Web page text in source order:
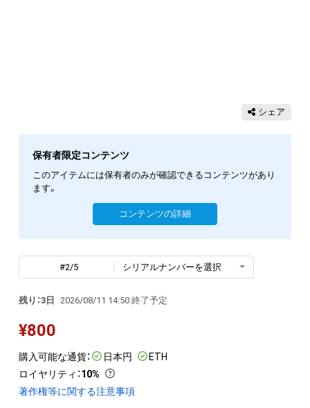
シェア
保有者限定コンテンツ
このアイテムには保有者のみが確認できるコンテンツがあり
ます。
コンテンツの詳細
#2/5 シリアルナンバーを選択
残り：3日 2026/08/11 14:50 終了予定
¥800
購入可能な通貨： 日本円
ETH
ロイヤリティ ：10%
著作権等に関する注意事項